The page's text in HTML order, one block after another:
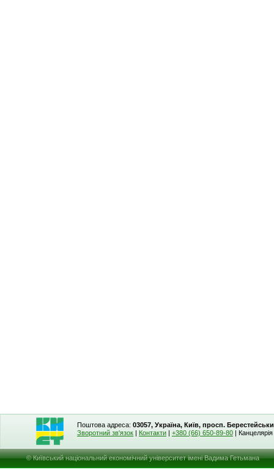
Поштова адреса: 03057, Україна, Київ, просп.
Зворотний зв'язок | Контакти | +380 (66) 650-89-80 | Канцелярія
© Київський національний економічний університет імені Вадима Гетьмана